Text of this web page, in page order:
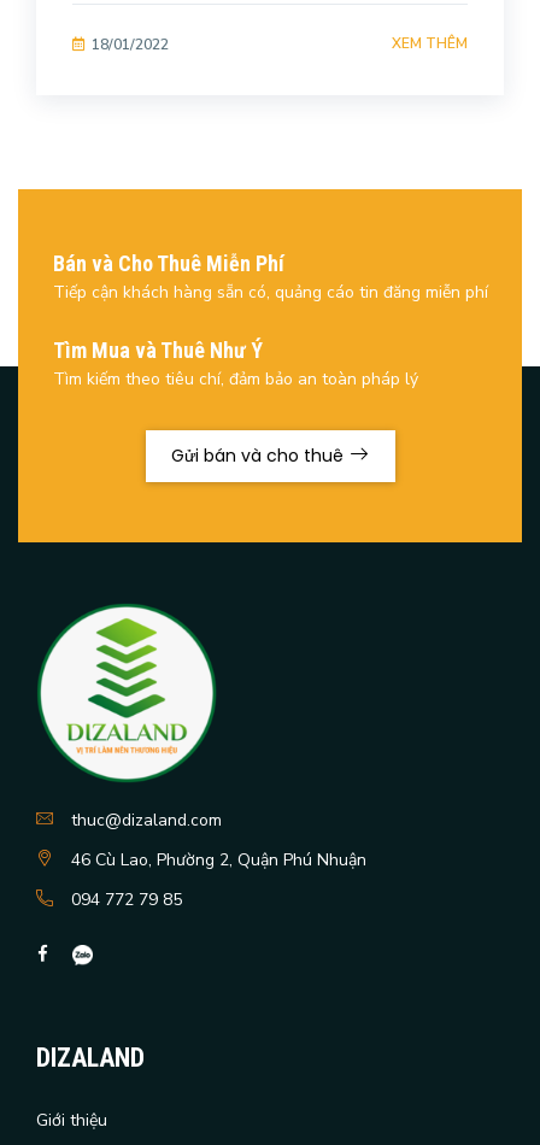
18/01/2022 XEM THÊM
Bán và Cho Thuê Miễn Phí
Tiếp cận khách hàng sẵn có, quảng cáo tin đăng miễn phí
Tìm Mua và Thuê Như Ý
Tìm kiếm theo tiêu chí, đảm bảo an toàn pháp lý
Gửi bán và cho thuê
thuc@dizaland.com
46 Cù Lao, Phường 2, Quận Phú Nhuận
094 772 79 85
DIZALAND
Giới thiệu